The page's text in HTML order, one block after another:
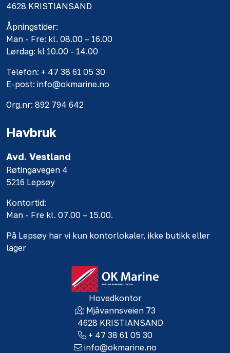
4628 KRISTIANSAND
Åpningstider:
Man - Fre: kl. 08.00 – 16.00
Lørdag: kl 10.00 - 14.00
Telefon: + 47 38 61 05 30
E-post: info@okmarine.no
Org.nr: 892 794 642
Havbruk
Avd. Vestland
Røtingavegen 4
5216 Lepsøy
Kontortid:
Man - Fre kl. 07.00 – 15.00.
På Lepsøy har vi kun kontorlokaler, ikke butikk eller
lager
Hovedkontor
Mjåvannsveien 73
4628 KRISTIANSAND
+ 47 38 61 05 30
info@okmarine.no